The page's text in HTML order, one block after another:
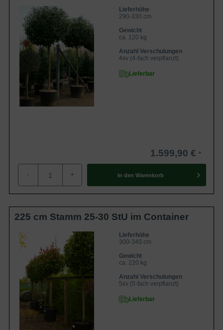
Lieferhöhe
290-330 cm
Gewicht
ca. 120 kg
Anzahl Verschulungen
4xv (4-fach verpflanzt)
Lieferbar
1.599,90 €
- + In den Warenkorb
225 cm Stamm 25-30 StU im Container
Lieferhöhe
300-340 cm
Gewicht
ca. 220 kg
Anzahl Verschulungen
5xv (5-fach verpflanzt)
Lieferbar